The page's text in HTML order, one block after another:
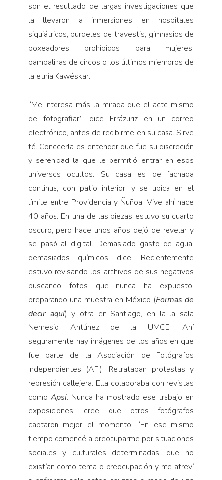
son el resultado de largas investigaciones que
la llevaron a inmersiones en hospitales
siquiátricos, burdeles de travestis, gimnasios de
boxeadores prohibidos para mujeres,
bambalinas de circos o los últimos miembros de
la etnia Kawéskar.
“Me interesa más la mirada que el acto mismo
de fotografiar”, dice Errázuriz en un correo
electrónico, antes de recibirme en su casa. Sirve
té. Conocerla es entender que fue su discreción
y serenidad la que le permitió entrar en esos
universos ocultos. Su casa es de fachada
continua, con patio interior, y se ubica en el
límite entre Providencia y Ñuñoa. Vive ahí hace
40 años. En una de las piezas estuvo su cuarto
oscuro, pero hace unos años dejó de revelar y
se pasó al digital. Demasiado gasto de agua,
demasiados químicos, dice. Recientemente
estuvo revisando los archivos de sus negativos
buscando fotos que nunca ha expuesto,
preparando una muestra en México (Formas de
decir aquí) y otra en Santiago, en la la sala
Nemesio Antúnez de la UMCE. Ahí
seguramente hay imágenes de los años en que
fue parte de la Asociación de Fotógrafos
Independientes (AFI). Retrataban protestas y
represión callejera. Ella colaboraba con revistas
como Apsi. Nunca ha mostrado ese trabajo en
exposiciones; cree que otros fotógrafos
captaron mejor el momento. “En ese mismo
tiempo comencé a preocuparme por situaciones
sociales y culturales determinadas, que no
existían como tema o preocupación y me atreví